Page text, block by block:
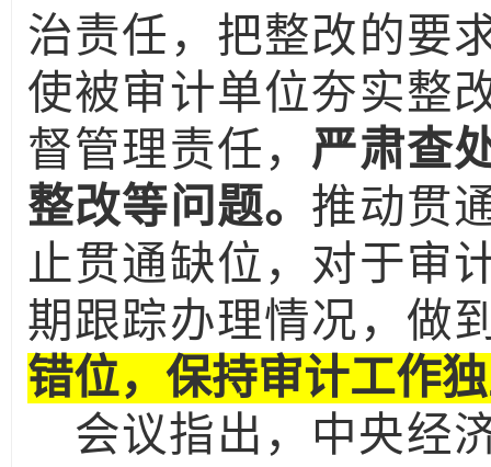
治责任，把整改的要
使被审计单位夯实整
督管理责任， 严肃查
整改等问题。 推动贯
止贯通缺位，对于审
期跟踪办理情况，做
错位，保持审计工作
会议指出，中央经